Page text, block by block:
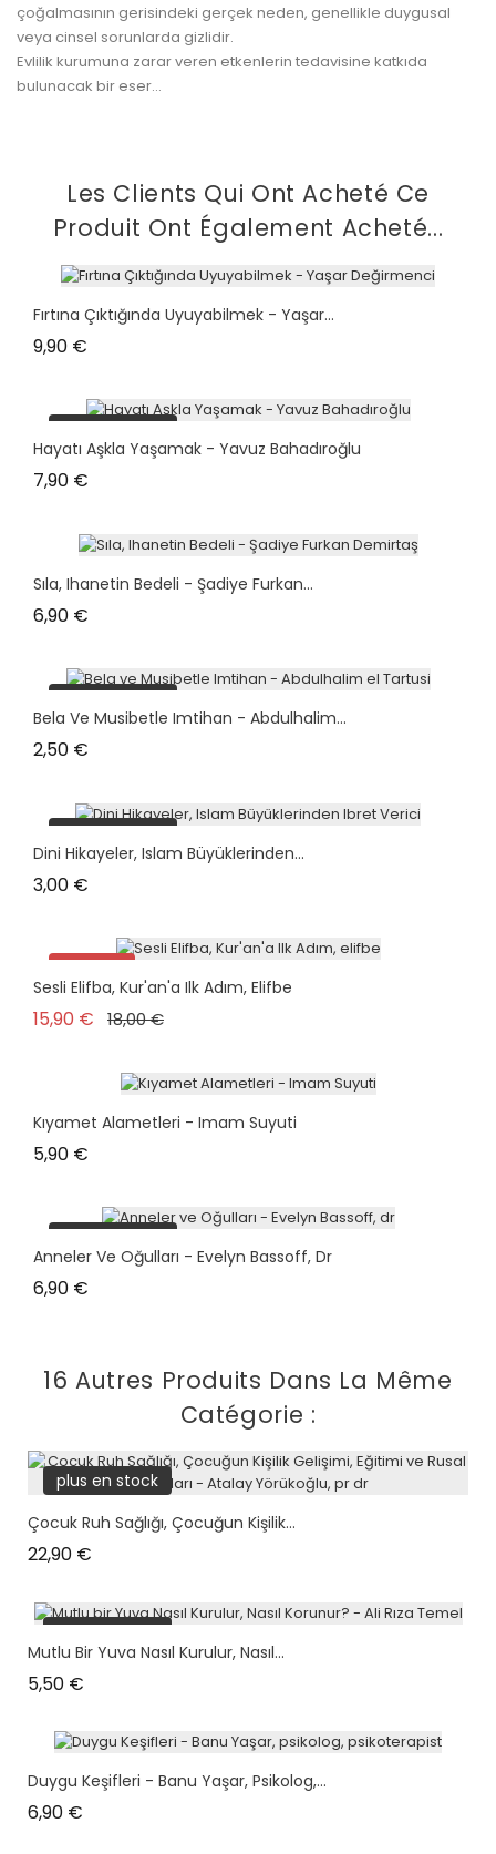
çoğalmasının gerisindeki gerçek neden, genellikle duygusal
veya cinsel sorunlarda gizlidir.
Evlilik kurumuna zarar veren etkenlerin tedavisine katkıda
bulunacak bir eser...
Les Clients Qui Ont Acheté Ce
Produit Ont Également Acheté...
Fırtına Çıktığında Uyuyabilmek - Yaşar...
9,90 €
plus en stock
Hayatı Aşkla Yaşamak - Yavuz Bahadıroğlu
7,90 €
Sıla, Ihanetin Bedeli - Şadiye Furkan...
6,90 €
plus en stock
Bela Ve Musibetle Imtihan - Abdulhalim...
2,50 €
plus en stock
Dini Hikayeler, Islam Büyüklerinden...
3,00 €
Promo !
plus en stock
Sesli Elifba, Kur'an'a Ilk Adım, Elifbe
15,90 € Prix de base
18,00 €Prix
Kıyamet Alametleri - Imam Suyuti
5,90 €
plus en stock
Anneler Ve Oğulları - Evelyn Bassoff, Dr
6,90 €
16 Autres Produits Dans La Même
Catégorie :
plus en stock
Çocuk Ruh Sağlığı, Çocuğun Kişilik...
22,90 €
plus en stock
Mutlu Bir Yuva Nasıl Kurulur, Nasıl...
5,50 €
Duygu Keşifleri - Banu Yaşar, Psikolog,...
6,90 €